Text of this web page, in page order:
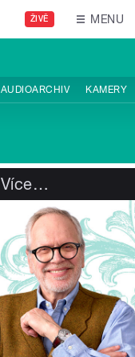
ŽIVĚ MENU
AUDIOARCHIV KAMERY
Více…